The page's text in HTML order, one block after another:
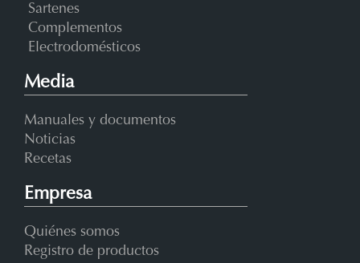
Sartenes
Complementos
Electrodomésticos
Media
Manuales y documentos
Noticias
Recetas
Empresa
Quiénes somos
Registro de productos